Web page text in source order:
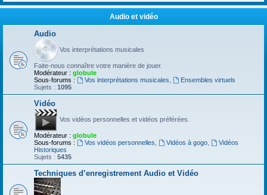
Audio et vidéo
Audio
Vos interprétations musicales
Faite-nous connaître votre manière de jouer.
Modérateur : globule
Sous-forums :
Vos interprétations musicales
Ensembles virtuels
Sujets : 1095
Vidéo
Vos vidéos personnelles et vidéos préférées.
Modérateur : globule
Sous-forums :
Vos vidéos personnelles Vidéos à gogo,
Vidéos
Historiques
Sujets : 5435
Techniques d’enregistrement Audio et Vidéo